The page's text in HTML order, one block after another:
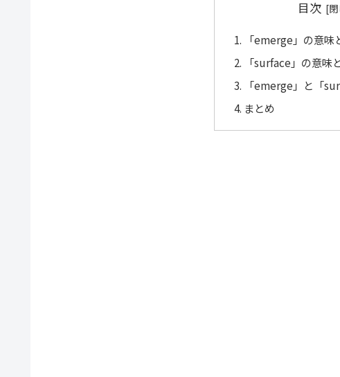
目次
「emerge」の意味
「surface」の意味
「emerge」と「
まとめ